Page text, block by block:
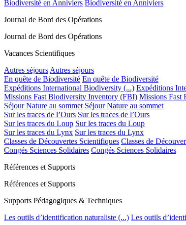
Biodiversité en Anniviers Biodiversité en Anniviers
Journal de Bord des Opérations
Journal de Bord des Opérations
Vacances Scientifiques
Autres séjours Autres séjours
En quête de Biodiversité En quête de Biodiversité
Expéditions International Biodiversity (...) Expéditions
Missions Fast Biodiversity Inventory (FBI) Missions Fast
Séjour Nature au sommet Séjour Nature au sommet
Sur les traces de l’Ours Sur les traces de l’Ours
Sur les traces du Loup Sur les traces du Loup
Sur les traces du Lynx Sur les traces du Lynx
Classes de Découvertes Scientifiques Classes de
Congés Sciences Solidaires Congés Sciences Solidaires
Références et Supports
Références et Supports
Supports Pédagogiques & Techniques
Les outils d’identification naturaliste (...) Les outils